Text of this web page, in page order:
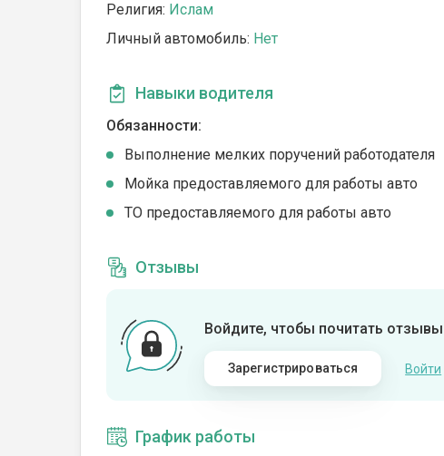
Религия: Ислам
Личный автомобиль: Нет
Навыки водителя
Обязанности:
Выполнение мелких поручений работодателя
Мойка предоставляемого для работы авто
ТО предоставляемого для работы авто
Отзывы
Войдите, чтобы почитать отзывы
Зарегистрироваться Войти
График работы